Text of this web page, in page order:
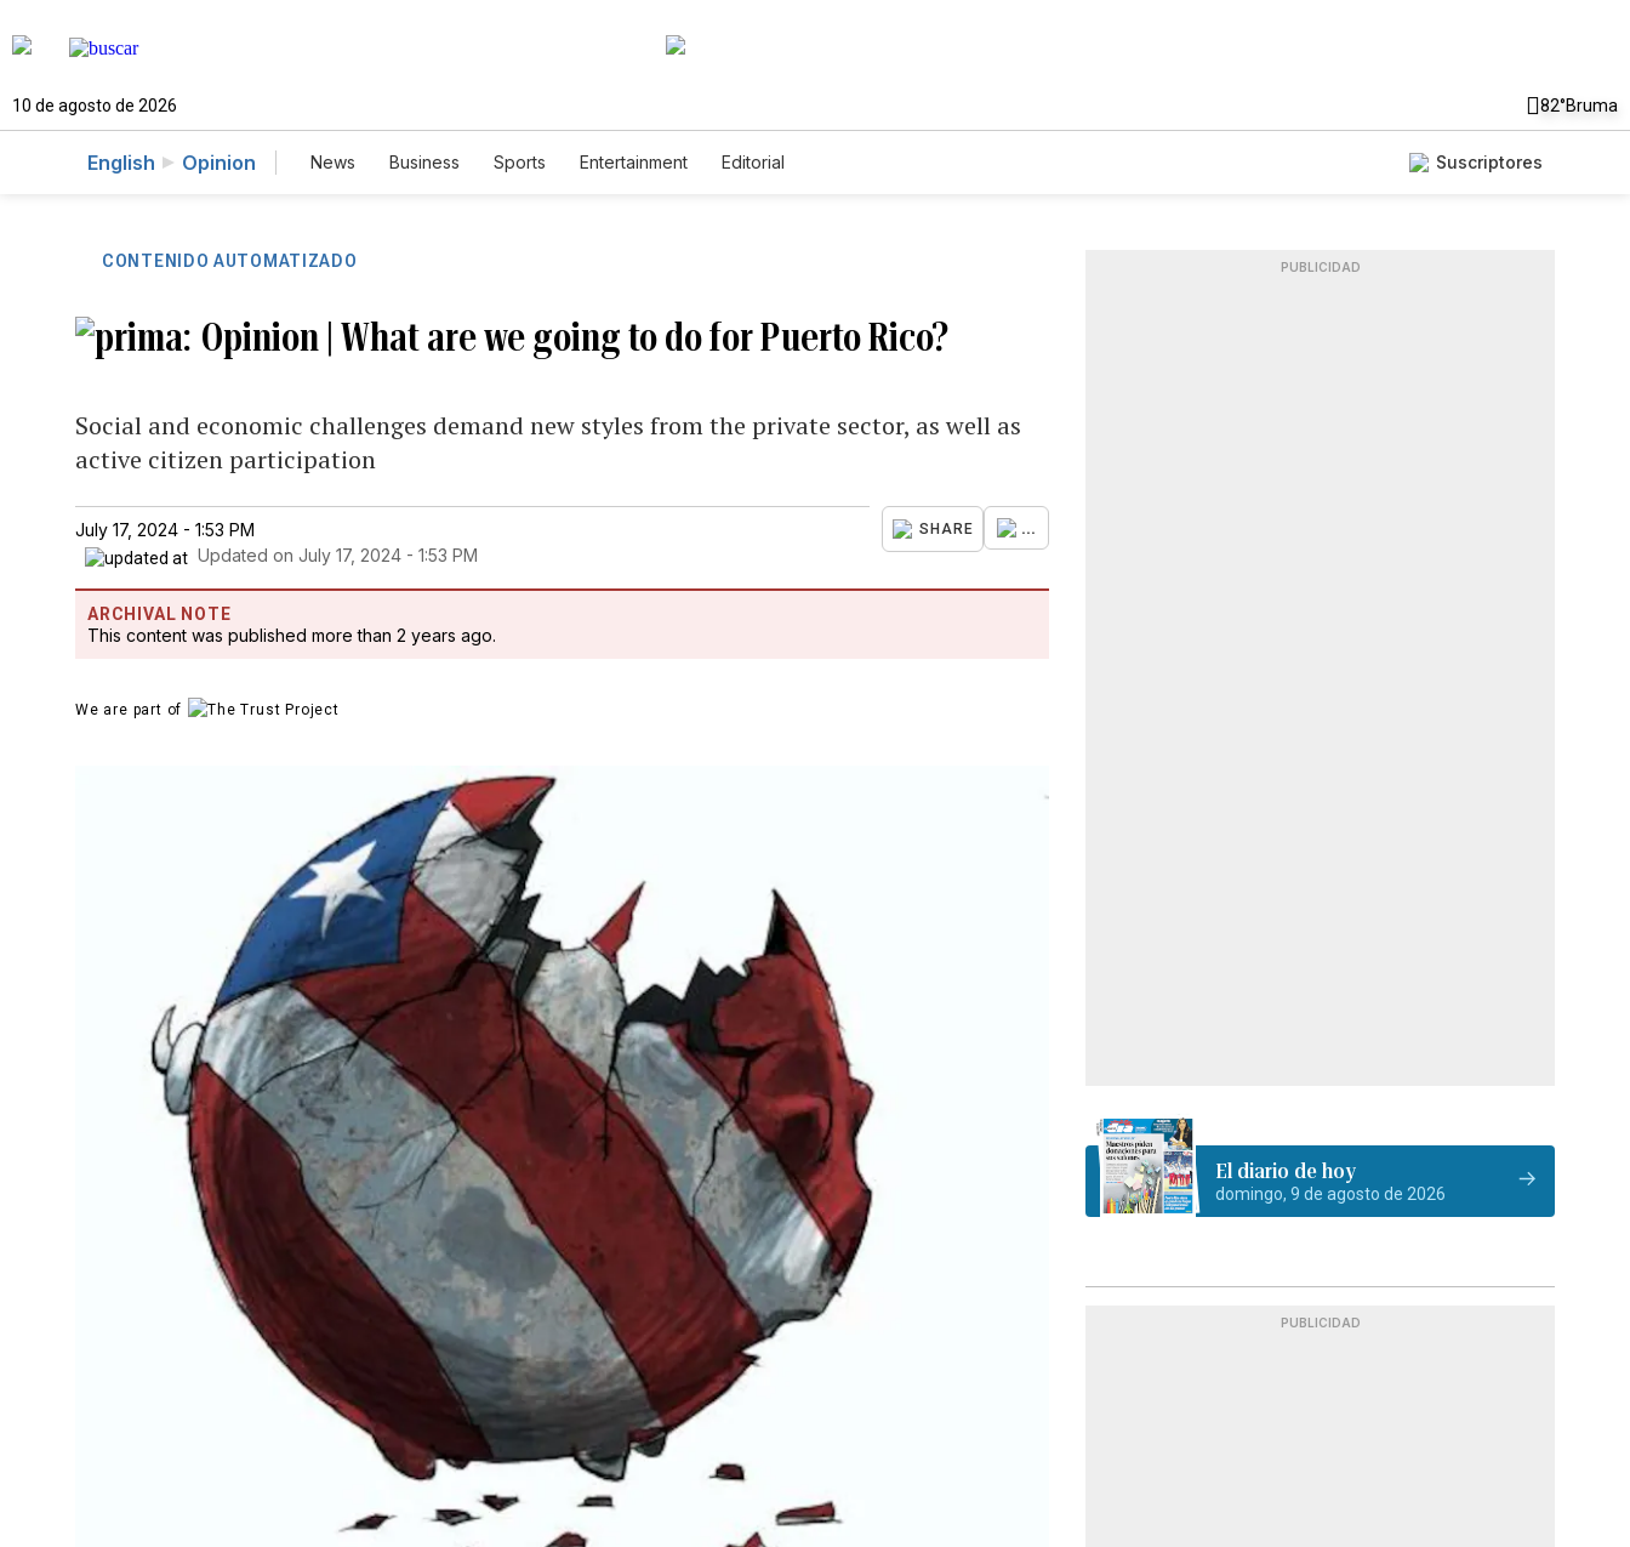
10 de agosto de 2026 82°Bruma
English Opinion News Business Sports Entertainment Editorial Suscriptores
CONTENIDO AUTOMATIZADO
Opinion | What are we going to do for Puerto Rico?
Social and economic challenges demand new styles from the private sector, as well as
active citizen participation
July 17, 2024 - 1:53 PM
Updated onJuly 17, 2024 - 1:53 PM
SHARE ...
ARCHIVAL NOTE
This content was published more than 2 years ago.
We are part of
PUBLICIDAD
El diario de hoy
domingo, 9 de agosto de 2026
PUBLICIDAD